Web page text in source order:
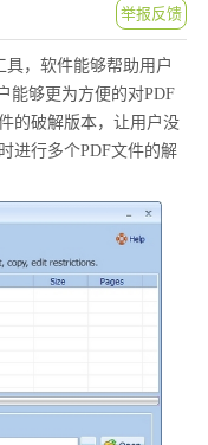
举报反馈
具，软件能够帮助用户
能够更为方便的对PDF
的破解版本，让用户没
进行多个PDF文件的解